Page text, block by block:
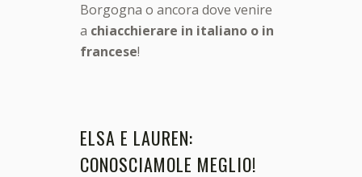
Borgogna o ancora dove venire
a chiacchierare in italiano o in
francese!
ELSA E LAUREN:
CONOSCIAMOLE MEGLIO!